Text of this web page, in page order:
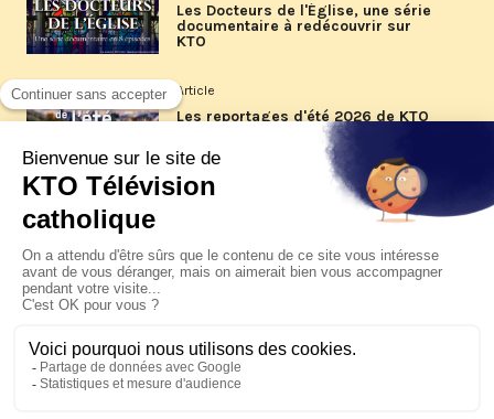
Les Docteurs de l'Église, une série
documentaire à redécouvrir sur
KTO
Article
Les reportages d'été 2026 de KTO
Article
La visite pastorale du pape Léon
jeudi 6 août
Pérou du 6 au 17 novembre 2026